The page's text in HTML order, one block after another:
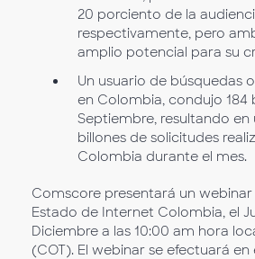
20 porciento de la
respectivamente, pero
amplio potencial para su
Un usuario de búsquedas
en Colombia, condujo 184
Septiembre, resultando en
billones de solicitudes
Colombia durante el mes.
Comscore presentará un webinar
Estado de Internet Colombia, el
Diciembre a las 10:00 am hora
(COT). El webinar se efectuará en